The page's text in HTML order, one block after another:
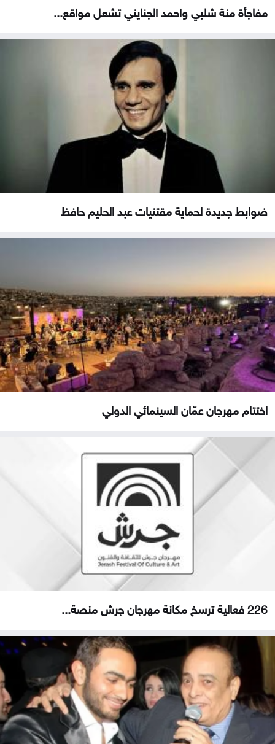
مفاجأة منة شلبي واحمد الجنايني تشعل مواقع...
ضوابط جديدة لحماية مقتنيات عبد الحليم حافظ
اختتام مهرجان عمّان السينمائي الدولي
226 فعالية ترسخ مكانة مهرجان جرش منصة...